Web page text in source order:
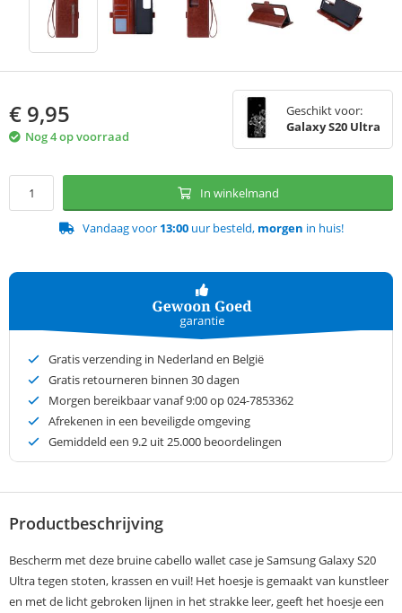
€ 9,95
Nog 4 op voorraad
Geschikt voor:
Galaxy S20 Ultra
In winkelmand
Vandaag voor 13:00uur besteld, morgen in huis!
Gratis verzending in Nederland en België
Gratis retourneren binnen 30 dagen
Morgen bereikbaar vanaf 9:00 op 024-7853362
Afrekenen in een beveiligde omgeving
Gemiddeld een 9.2 uit 25.000 beoordelingen
Productbeschrijving
Bescherm met deze bruine cabello wallet case je Samsung Galaxy S20
Ultra tegen stoten, krassen en vuil! Het hoesje is gemaakt van kunstleer
en met de licht gebroken lijnen in het strakke leer, geeft het hoesje een